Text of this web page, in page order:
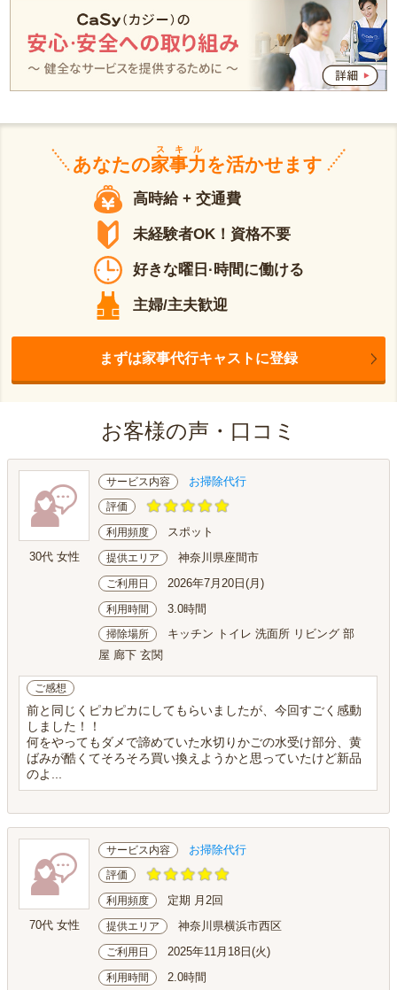
あなたの家事力
スキル
を活かせます
高時給 + 交通費
未経験者OK！資格不要
好きな曜日·時間に働ける
主婦/主夫歓迎
まずは家事代行キャストに登録
お客様の声・口コミ
30代 女性
サービス内容 お掃除代行
評価
利用頻度 スポット
提供エリア 神奈川県座間市
ご利用日 2026年7月20日(月)
利用時間 3.0時間
掃除場所
キッチン トイレ 洗面所 リビング 部
屋 廊下 玄関
ご感想
前と同じくピカピカにしてもらいましたが、今回すごく感動
しました！！
何をやってもダメで諦めていた水切りかごの水受け部分、黄
ばみが酷くてそろそろ買い換えようかと思っていたけど新品
のよ...
70代 女性
サービス内容 お掃除代行
評価
利用頻度 定期 月2回
提供エリア 神奈川県横浜市西区
ご利用日 2025年11月18日(火)
利用時間 2.0時間